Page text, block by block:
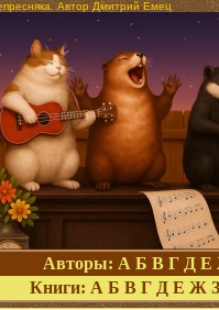
Автор Дмитрий Емец
Авторы: А Б В Г Д Е
Книги: А Б В Г Д Е Ж З